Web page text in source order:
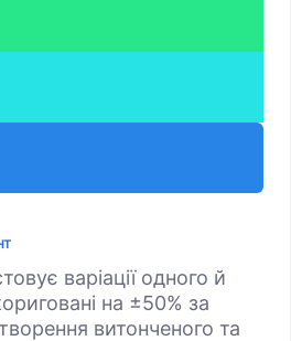
варіації одного й
на ±50% за
витонченого та